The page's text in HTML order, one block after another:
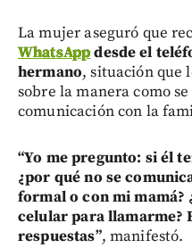
La mujer aseguró que
WhatsAppdesde el
hermano, situación que
sobre la manera como
comunicación con la
“Yo me pregunto: si él
¿por qué no se
formal o con mi mamá?
celular para llamarme?
respuestas”, manifestó.